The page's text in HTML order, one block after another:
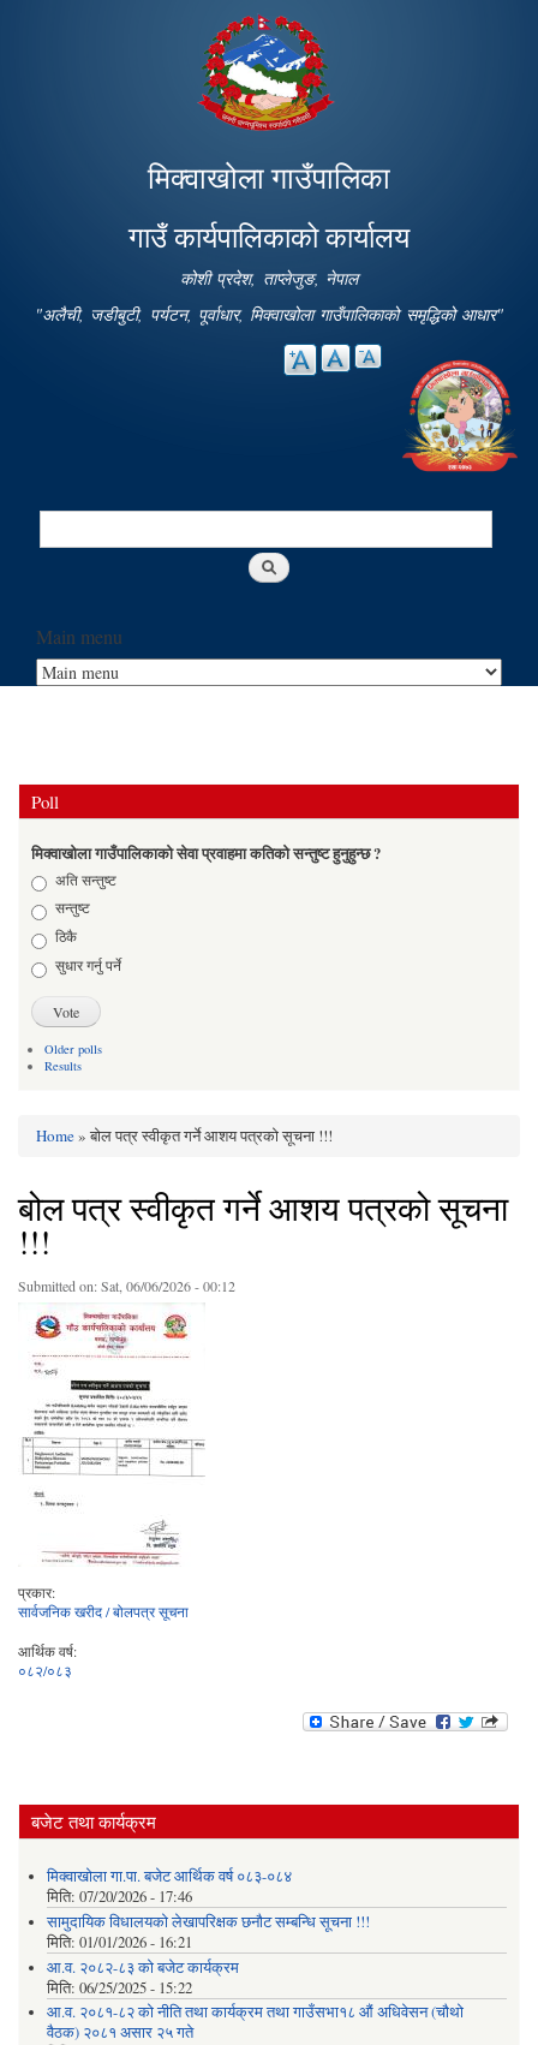
main
content
मिक्वाखोला गाउँपालिका
गाउँ कार्यपालिकाको कार्यालय
कोशी प्रदेश, ताप्लेजुङ, नेपाल
"अलैची, जडीबुटी, पर्यटन, पूर्वाधार, मिक्वाखोला गाउँपालिकाको समृद्धिको आधार"
Search
Main menu
Poll
मिक्वाखोला गाउँपालिकाको सेवा प्रवाहमा कतिको सन्तुष्ट हुनुहुन्छ ?
Choicesअति सन्तुष्ट
सन्तुष्ट
ठिकै
सुधार गर्नु पर्ने
Older polls
Results
You are here
Home» बोल पत्र स्वीकृत गर्ने आशय पत्रको सूचना !!!
बोल पत्र स्वीकृत गर्ने आशय पत्रको सूचना
!!!
Submitted on:Sat, 06/06/2026 - 00:12
प्रकार:
सार्वजनिक खरीद / बोलपत्र सूचना
आर्थिक वर्ष:
०८२/०८३
बजेट तथा कार्यक्रम
मिक्वाखोला गा.पा. बजेट आर्थिक वर्ष ०८३-०८४
मिति: 07/20/2026 - 17:46
सामुदायिक विधालयको लेखापरिक्षक छनौट सम्बन्धि सूचना !!!
मिति: 01/01/2026 - 16:21
आ.व. २०८२-८३ को बजेट कार्यक्रम
मिति: 06/25/2025 - 15:22
आ.व. २०८१-८२ को नीति तथा कार्यक्रम तथा गाउँसभा१८ औं अधिवेसन (चौथो
वैठक) २०८१ असार २५ गते